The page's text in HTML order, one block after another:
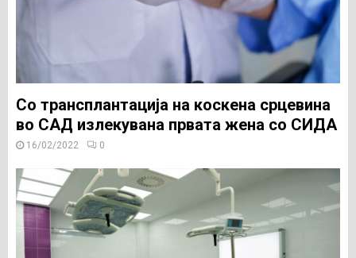
Со трансплантација на коскена срцевина
во САД излекувана првата жена со СИДА
16/02/2022 0